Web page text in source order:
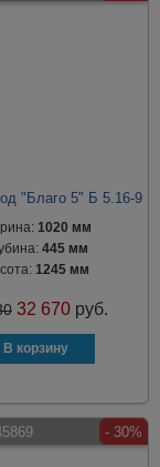
"Благо 5" Б 5.16-9
1020 мм
445 мм
1245 мм
32 670 руб.
- 30%